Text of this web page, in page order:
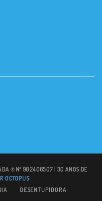
® Nº 902406507 | 30 ANOS DE
OCTOPUS
DESENTUPIDORA